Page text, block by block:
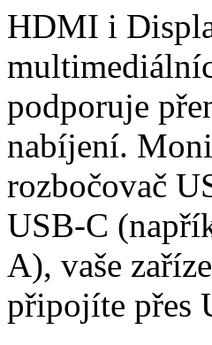
HDMI i
podporuje
nabíjení.
rozbočovač
USB-C
A), vaše
připojíte přes